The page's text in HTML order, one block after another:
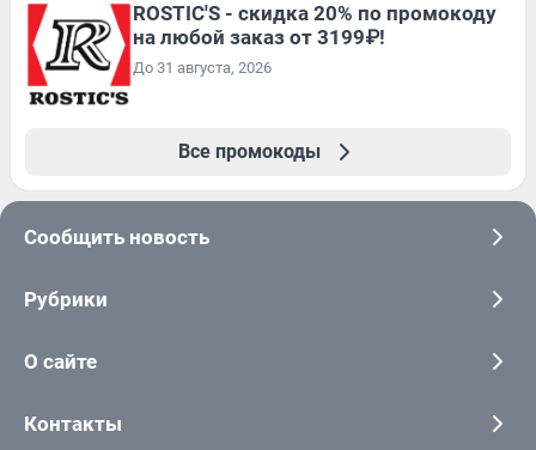
ROSTIC'S - скидка 20% по промокоду
на любой заказ от 3199₽!
До 31 августа, 2026
Все промокоды
Сообщить новость
Рубрики
О сайте
Контакты